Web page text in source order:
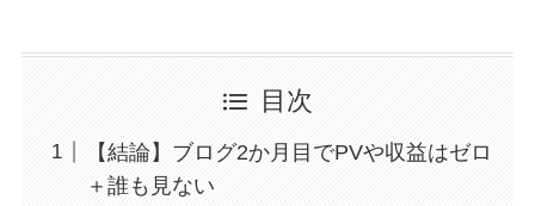
目次
【結論】ブログ2か月目でPVや収益はゼロ
＋誰も見ない